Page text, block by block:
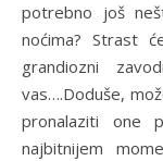
potrebno još
noćima? Strast
grandiozni
vas….Doduše,
pronalaziti one
najbitnijem